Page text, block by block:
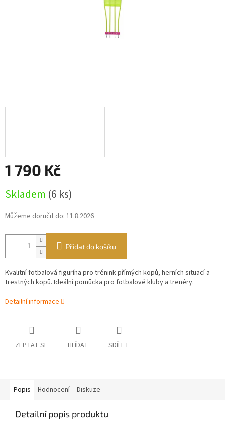
1 790 Kč
cena:
Skladem (6 ks)
Můžeme doručit do: 11.8.2026
Přidat do košíku
Kvalitní fotbalová figurína pro trénink přímých kopů, herních situací a
trestných kopů. Ideální pomůcka pro fotbalové kluby a trenéry.
Detailní informace
ZEPTAT SE HLÍDAT SDÍLET
Popis Hodnocení Diskuze
Detailní popis produktu